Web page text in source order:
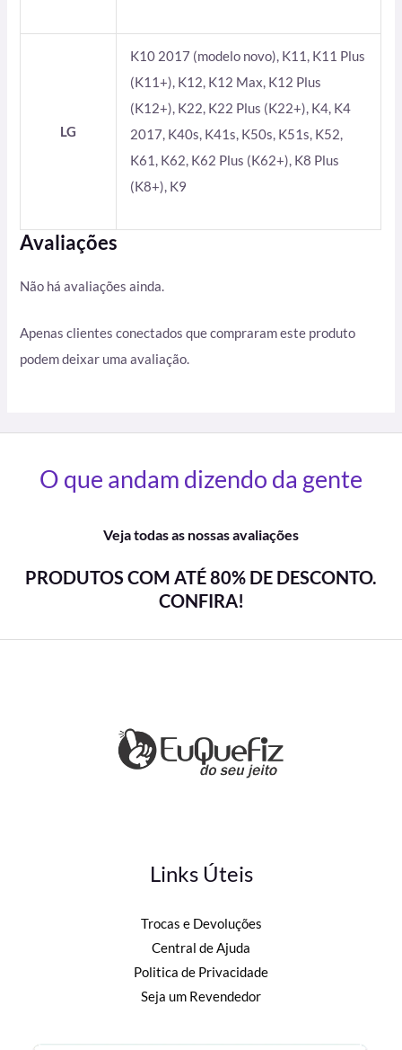
LG
K10 2017 (modelo novo), K11, K11 Plus
(K11+), K12, K12 Max, K12 Plus
(K12+), K22, K22 Plus (K22+), K4, K4
2017, K40s, K41s, K50s, K51s, K52,
K61, K62, K62 Plus (K62+), K8 Plus
(K8+), K9
Avaliações
Não há avaliações ainda.
Apenas clientes conectados que compraram este produto
podem deixar uma avaliação.
O que andam dizendo da gente
Veja todas as nossas avaliações
PRODUTOS COM ATÉ 80% DE DESCONTO.
CONFIRA!
Links Úteis
Trocas e Devoluções
Central de Ajuda
Politica de Privacidade
Seja um Revendedor